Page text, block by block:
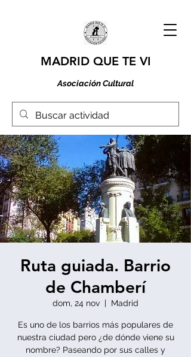
MADRID QUE TE VI
Asociación Cultural
Ruta guiada. Barrio
de Chamberí
dom, 24 nov
  |
Madrid
Es uno de los barrios más populares de
nuestra ciudad pero ¿de dónde viene su
nombre? Paseando por sus calles y